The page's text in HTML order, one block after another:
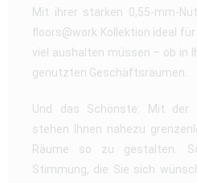
Mit ihrer starken 0,55-mm-
floors@work Kollektion ideal
viel aushalten müssen – ob in
genutzten Geschäftsräumen.
Und das Schönste: Mit der
stehen Ihnen nahezu
Räume so zu gestalten.
Stimmung, die Sie sich